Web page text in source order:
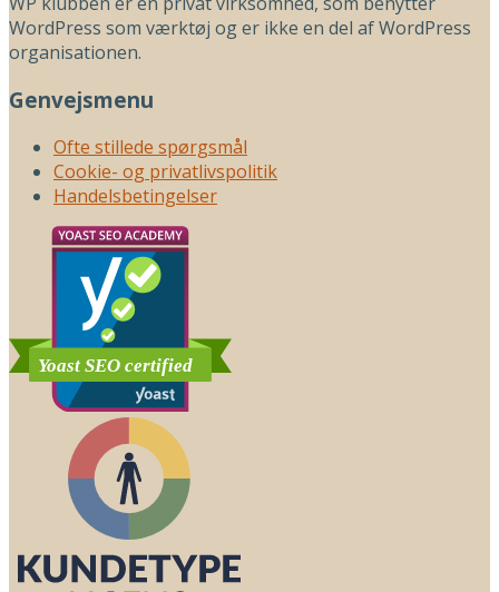
WordPress som værktøj og er ikke en del af WordPress
organisationen.
Genvejsmenu
Ofte stillede spørgsmål
Cookie- og privatlivspolitik
Handelsbetingelser